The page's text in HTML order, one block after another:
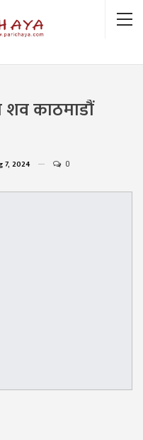
शव काठमाडौं
7, 2024 0